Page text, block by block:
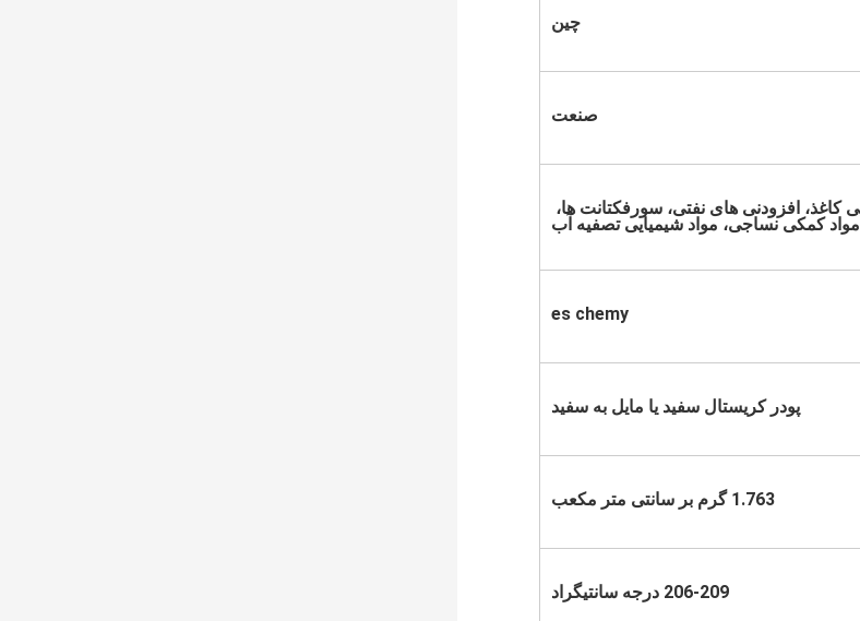
چین
صنعت
مواد کمکی نساجی، مواد شیمیایی تصفیه آب
es chemy
پودر کریستال سفید یا مایل به سفید
1.763 گرم بر سانتی متر مکعب
206-209 درجه سانتیگراد